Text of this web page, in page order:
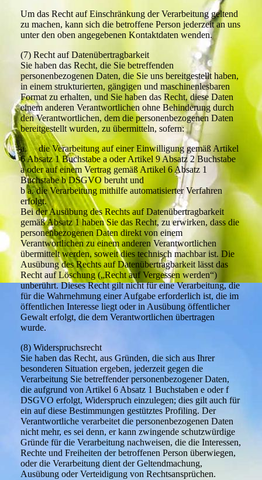
Um das Recht auf Einschränkung der Verarbeitung geltend
zu machen, kann sich die betroffene Person jederzeit an uns
unter den oben angegebenen Kontaktdaten wenden.
(7) Recht auf Datenübertragbarkeit
Sie haben das Recht, die Sie betreffenden
personenbezogenen Daten, die Sie uns bereitgestellt haben,
in einem strukturierten, gängigen und maschinenlesbaren
Format zu erhalten, und Sie haben das Recht, diese Daten
einem anderen Verantwortlichen ohne Behinderung durch
den Verantwortlichen, dem die personenbezogenen Daten
bereitgestellt wurden, zu übermitteln, sofern:
a. die Verarbeitung auf einer Einwilligung gemäß Artikel
6 Absatz 1 Buchstabe a oder Artikel 9 Absatz 2 Buchstabe
a oder auf einem Vertrag gemäß Artikel 6 Absatz 1
Buchstabe b DSGVO beruht und
b a. die Verarbeitung mithilfe automatisierter Verfahren
erfolgt.
Bei der Ausübung des Rechts auf Datenübertragbarkeit
gemäß Absatz 1 haben Sie das Recht, zu erwirken, dass die
personenbezogenen Daten direkt von einem
Verantwortlichen zu einem anderen Verantwortlichen
übermittelt werden, soweit dies technisch machbar ist. Die
Ausübung des Rechts auf Datenübertragbarkeit lässt das
Recht auf Löschung („Recht auf Vergessen werden“)
unberührt. Dieses Recht gilt nicht für eine Verarbeitung, die
für die Wahrnehmung einer Aufgabe erforderlich ist, die im
öffentlichen Interesse liegt oder in Ausübung öffentlicher
Gewalt erfolgt, die dem Verantwortlichen übertragen
wurde.
(8) Widerspruchsrecht
Sie haben das Recht, aus Gründen, die sich aus Ihrer
besonderen Situation ergeben, jederzeit gegen die
Verarbeitung Sie betreffender personenbezogener Daten,
die aufgrund von Artikel 6 Absatz 1 Buchstaben e oder f
DSGVO erfolgt, Widerspruch einzulegen; dies gilt auch für
ein auf diese Bestimmungen gestütztes Profiling. Der
Verantwortliche verarbeitet die personenbezogenen Daten
nicht mehr, es sei denn, er kann zwingende schutzwürdige
Gründe für die Verarbeitung nachweisen, die die Interessen,
Rechte und Freiheiten der betroffenen Person überwiegen,
oder die Verarbeitung dient der Geltendmachung,
Ausübung oder Verteidigung von Rechtsansprüchen.